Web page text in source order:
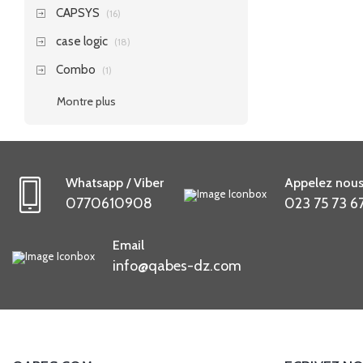
CAPSYS (16)
case logic (18)
Combo (1)
Montre plus
Whatsapp / Viber
0770610908
Appelez
023 75 73
Email
info@qabes-dz.com